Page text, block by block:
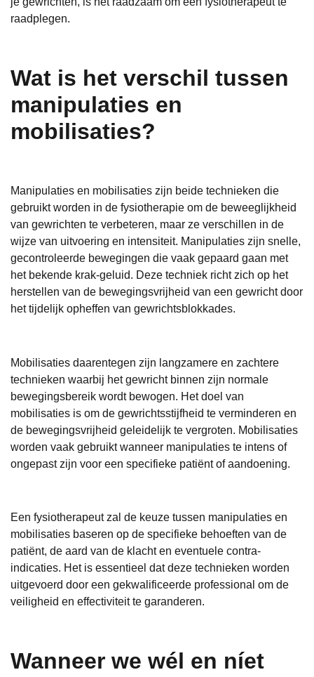
raadplegen.
Wat is het verschil tussen
manipulaties en
mobilisaties?
Manipulaties en mobilisaties zijn beide technieken die
gebruikt worden in de fysiotherapie om de beweeglijkheid
van gewrichten te verbeteren, maar ze verschillen in de
wijze van uitvoering en intensiteit. Manipulaties zijn snelle,
gecontroleerde bewegingen die vaak gepaard gaan met
het bekende krak-geluid. Deze techniek richt zich op het
herstellen van de bewegingsvrijheid van een gewricht door
het tijdelijk opheffen van gewrichtsblokkades.
Mobilisaties daarentegen zijn langzamere en zachtere
technieken waarbij het gewricht binnen zijn normale
bewegingsbereik wordt bewogen. Het doel van
mobilisaties is om de gewrichtsstijfheid te verminderen en
de bewegingsvrijheid geleidelijk te vergroten. Mobilisaties
worden vaak gebruikt wanneer manipulaties te intens of
ongepast zijn voor een specifieke patiënt of aandoening.
Een fysiotherapeut zal de keuze tussen manipulaties en
mobilisaties baseren op de specifieke behoeften van de
patiënt, de aard van de klacht en eventuele contra-
indicaties. Het is essentieel dat deze technieken worden
uitgevoerd door een gekwalificeerde professional om de
veiligheid en effectiviteit te garanderen.
Wanneer we wél en níet